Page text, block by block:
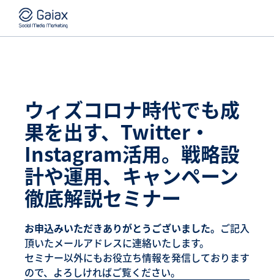
ウィズコロナ時代でも成
果を出す、Twitter・
Instagram活用。戦略設
計や運用、キャンペーン
徹底解説セミナー
お申込みいただきありがとうございました。 ご記入
頂いたメールアドレスに連絡いたします。
セミナー以外にもお役立ち情報を発信しております
ので、よろしければご覧ください。